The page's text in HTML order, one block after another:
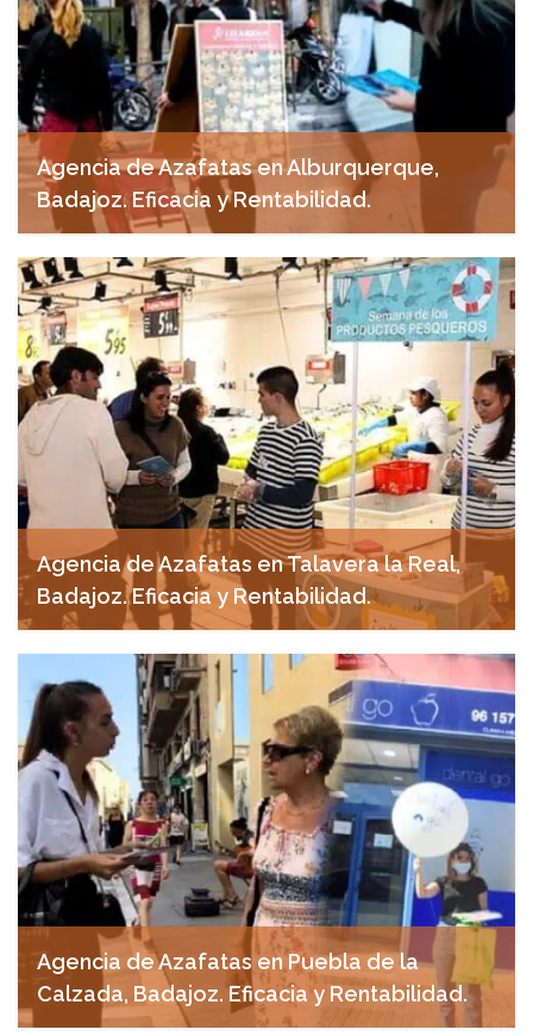
Agencia de Azafatas en Alburquerque,
Badajoz. Eficacia y Rentabilidad.
noviembre 11, 2024
Agencia de Azafatas en Talavera la Real,
Badajoz. Eficacia y Rentabilidad.
noviembre 11, 2024
Agencia de Azafatas en Puebla de la
Calzada, Badajoz. Eficacia y Rentabilidad.